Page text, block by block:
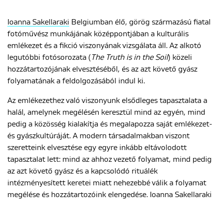
ENGLISH
Ioanna Sakellaraki Belgiumban élő, görög származású fiatal
fotóművész munkájának középpontjában a kulturális
emlékezet és a fikció viszonyának vizsgálata áll. Az alkotó
legutóbbi fotósorozata ( The Truth is in the Soil) közeli
hozzátartozójának elvesztéséből, és az azt követő gyász
folyamatának a feldolgozásából indul ki.
Az emlékezethez való viszonyunk elsődleges tapasztalata a
halál, amelynek megélésén keresztül mind az egyén, mind
pedig a közösség kialakítja és megalapozza saját emlékezet-
és gyászkultúráját. A modern társadalmakban viszont
szeretteink elvesztése egy egyre inkább eltávolodott
tapasztalat lett: mind az ahhoz vezető folyamat, mind pedig
az azt követő gyász és a kapcsolódó rituálék
intézményesített keretei miatt nehezebbé válik a folyamat
megélése és hozzátartozóink elengedése. Ioanna Sakellaraki